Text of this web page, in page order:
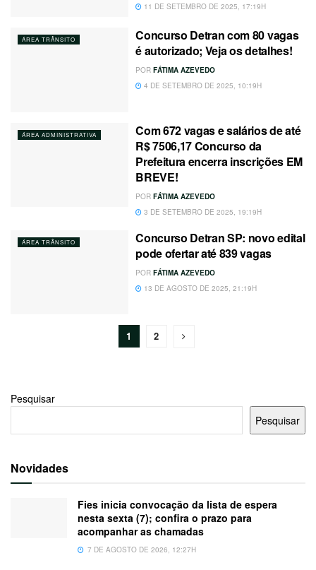
11 DE SETEMBRO DE 2025, 17:19H
ÁREA TRÂNSITO
Concurso Detran com 80 vagas
é autorizado; Veja os detalhes!
POR FÁTIMA AZEVEDO
4 DE SETEMBRO DE 2025, 10:19H
ÁREA ADMINISTRATIVA
Com 672 vagas e salários de até
R$ 7506,17 Concurso da
Prefeitura encerra inscrições EM
BREVE!
POR FÁTIMA AZEVEDO
3 DE SETEMBRO DE 2025, 19:19H
ÁREA TRÂNSITO
Concurso Detran SP: novo edital
pode ofertar até 839 vagas
POR FÁTIMA AZEVEDO
13 DE AGOSTO DE 2025, 21:19H
1 2
Pesquisar
Pesquisar
Novidades
Fies inicia convocação da lista de espera
nesta sexta (7); confira o prazo para
acompanhar as chamadas
7 DE AGOSTO DE 2026, 12:27H